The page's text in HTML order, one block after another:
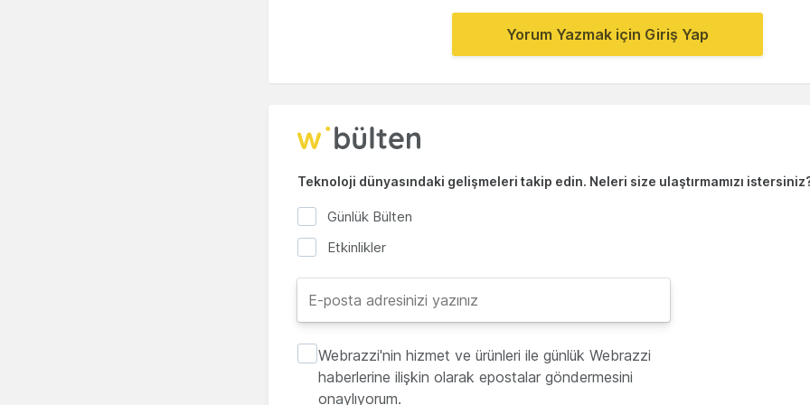
Yorum Yazmak için Giriş Yap
Teknoloji dünyasındaki gelişmeleri takip edin. Neleri size ulaştırmamızı
Günlük Bülten
Etkinlikler
Webrazzi'nin hizmet ve ürünleri ile günlük Webrazzi
haberlerine ilişkin olarak epostalar göndermesini
onaylıyorum.